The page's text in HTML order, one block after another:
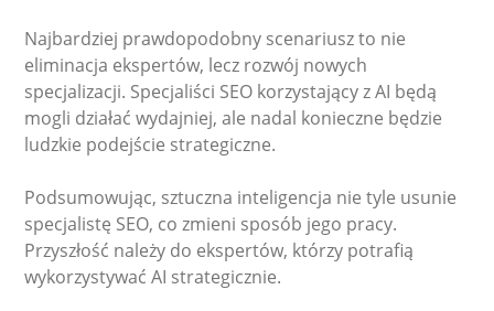
Najbardziej prawdopodobny scenariusz to nie
eliminacja ekspertów, lecz rozwój nowych
specjalizacji. Specjaliści SEO korzystający z AI będą
mogli działać wydajniej, ale nadal konieczne będzie
ludzkie podejście strategiczne.
Podsumowując, sztuczna inteligencja nie tyle usunie
specjalistę SEO, co zmieni sposób jego pracy.
Przyszłość należy do ekspertów, którzy potrafią
wykorzystywać AI strategicznie.